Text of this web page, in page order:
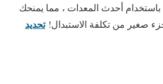
باستخدام أحدث المعدات ، مما يمنحك
صغير من تكلفة الاستبدال!تحديد